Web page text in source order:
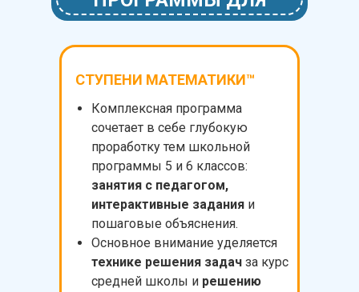
СТУПЕНИ МАТЕМАТИКИ™
Комплексная программа
сочетает в себе глубокую
проработку тем школьной
программы 5 и 6 классов:
занятия с педагогом,
интерактивные задания и
пошаговые объяснения.
Основное внимание уделяется
технике решения задач за курс
средней школы и решению